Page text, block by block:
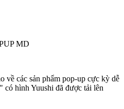
MD
về các sản phẩm pop-up cực kỳ dễ
hình Yuushi đã được tải lên